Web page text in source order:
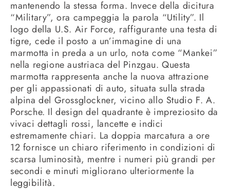
mantenendo la stessa forma. Invece della dicitura
“Military”, ora campeggia la parola “Utility”. Il
logo della U.S. Air Force, raffigurante una testa di
tigre, cede il posto a un’immagine di una
marmotta in preda a un urlo, nota come “Mankei”
nella regione austriaca del Pinzgau. Questa
marmotta rappresenta anche la nuova attrazione
per gli appassionati di auto, situata sulla strada
alpina del Grossglockner, vicino allo Studio F. A.
Porsche. Il design del quadrante è impreziosito da
vivaci dettagli rossi, lancette e indici
estremamente chiari. La doppia marcatura a ore
12 fornisce un chiaro riferimento in condizioni di
scarsa luminosità, mentre i numeri più grandi per
secondi e minuti migliorano ulteriormente la
leggibilità.